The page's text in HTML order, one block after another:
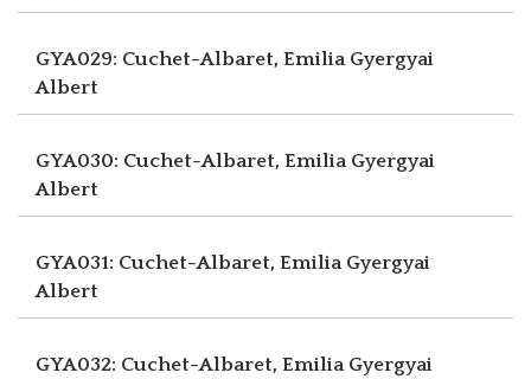
GYA029: Cuchet-Albaret, Emilia Gyergyai
Albert
GYA030: Cuchet-Albaret, Emilia Gyergyai
Albert
GYA031: Cuchet-Albaret, Emilia Gyergyai
Albert
GYA032: Cuchet-Albaret, Emilia Gyergyai